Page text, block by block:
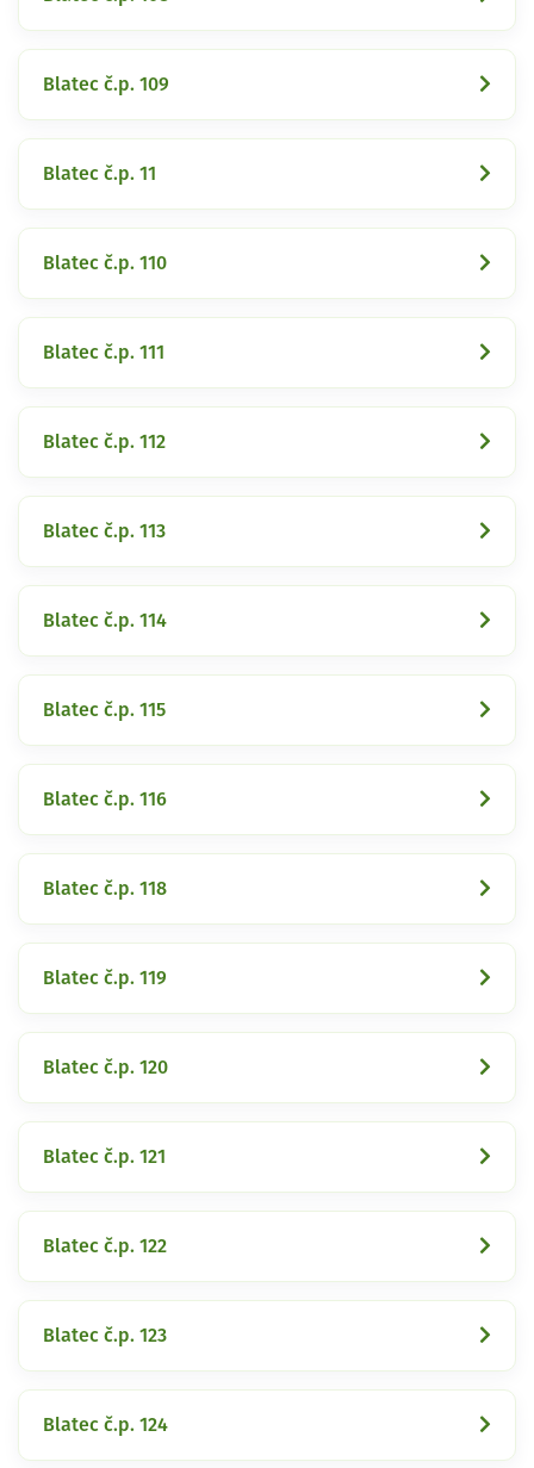
Blatec č.p. 109
Blatec č.p. 11
Blatec č.p. 110
Blatec č.p. 111
Blatec č.p. 112
Blatec č.p. 113
Blatec č.p. 114
Blatec č.p. 115
Blatec č.p. 116
Blatec č.p. 118
Blatec č.p. 119
Blatec č.p. 120
Blatec č.p. 121
Blatec č.p. 122
Blatec č.p. 123
Blatec č.p. 124